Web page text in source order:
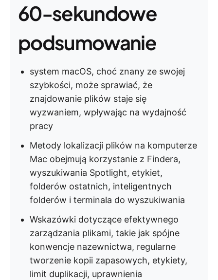
60-sekundowe
podsumowanie
system macOS, choć znany ze swojej
szybkości, może sprawiać, że
znajdowanie plików staje się
wyzwaniem, wpływając na wydajność
pracy
Metody lokalizacji plików na komputerze
Mac obejmują korzystanie z Findera,
wyszukiwania Spotlight, etykiet,
folderów ostatnich, inteligentnych
folderów i terminala do wyszukiwania
Wskazówki dotyczące efektywnego
zarządzania plikami, takie jak spójne
konwencje nazewnictwa, regularne
tworzenie kopii zapasowych, etykiety,
limit duplikacji, uprawnienia